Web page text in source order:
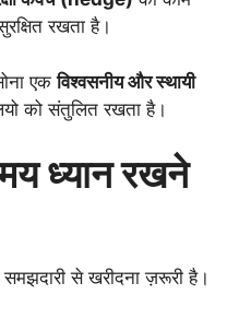
रखता है।
एकविश्वसनीय और स्थायी
को संतुलित रखता है।
ध्यान रखने
से खरीदना ज़रूरी है।